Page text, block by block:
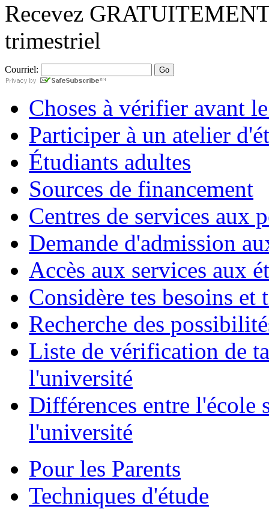
Recevez
trimestriel
Courriel:
Choses à vérifier avant
Participer à un atelier
Étudiants adultes
Sources de financement
Centres de services aux
Demande d'admission
Accès aux services aux
Considère tes besoins et
Recherche des
Liste de vérification de
l'université
Différences entre l'école
l'université
Pour les Parents
Techniques d'étude